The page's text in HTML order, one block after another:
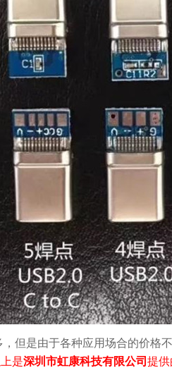
但是由于各种应用场合的价格
是深圳市虹康科技有限公司 提